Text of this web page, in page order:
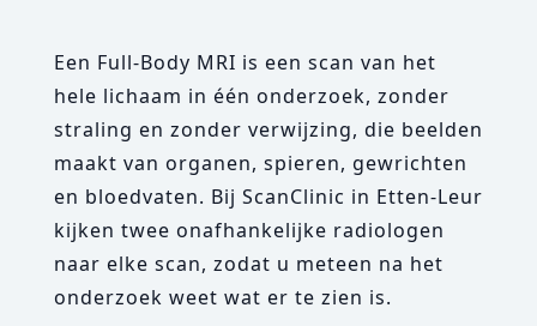
Een Full-Body MRI is een scan van het
hele lichaam in één onderzoek, zonder
straling en zonder verwijzing, die beelden
maakt van organen, spieren, gewrichten
en bloedvaten. Bij ScanClinic in Etten-Leur
kijken twee onafhankelijke radiologen
naar elke scan, zodat u meteen na het
onderzoek weet wat er te zien is.